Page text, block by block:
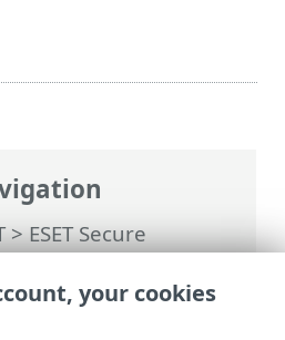
>ESET Secure
Prem>Installation>
d’authentification>
personnalisés
your cookies